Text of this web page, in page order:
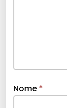
Nome *